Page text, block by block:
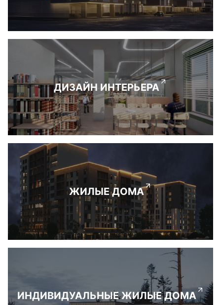
ДИЗАЙН ИНТЕРЬЕРА
ЖИЛЫЕ ДОМА
ИНДИВИДУАЛЬНЫЕ ЖИЛЫЕ ДОМА